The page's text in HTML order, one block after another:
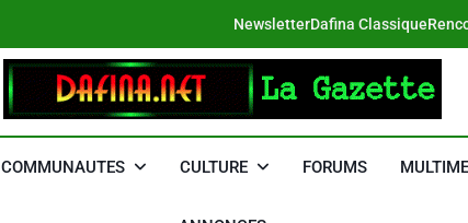
NewsletterDafina Classique
DAFINA
COMMUNAUTES CULTURE FORUMS